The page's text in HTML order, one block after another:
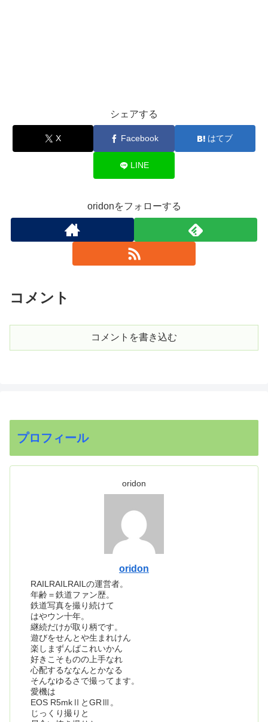
シェアする
X Facebook はてブ
LINE
oridonをフォローする
コメント
コメントを書き込む
プロフィール
oridon
oridon
RAILRAILRAILの運営者。
年齢＝鉄道ファン歴。
鉄道写真を撮り続けて
はやウン十年。
継続だけが取り柄です。
遊びをせんとや生まれけん
楽しまずんばこれいかん
好きこそものの上手なれ
心配するななんとかなる
そんなゆるさで撮ってます。
愛機は
EOS R5mkⅡとGRⅢ。
じっくり撮りと